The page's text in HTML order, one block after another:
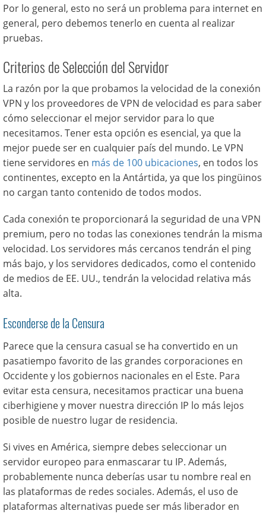
Por lo general, esto no será un problema para internet en
general, pero debemos tenerlo en cuenta al realizar
pruebas.
Criterios de Selección del Servidor
La razón por la que probamos la velocidad de la conexión
VPN y los proveedores de VPN de velocidad es para saber
cómo seleccionar el mejor servidor para lo que
necesitamos. Tener esta opción es esencial, ya que la
mejor puede ser en cualquier país del mundo. Le VPN
tiene servidores en más de 100 ubicaciones, en todos los
continentes, excepto en la Antártida, ya que los pingüinos
no cargan tanto contenido de todos modos.
Cada conexión te proporcionará la seguridad de una VPN
premium, pero no todas las conexiones tendrán la misma
velocidad. Los servidores más cercanos tendrán el ping
más bajo, y los servidores dedicados, como el contenido
de medios de EE. UU., tendrán la velocidad relativa más
alta.
Esconderse de la Censura
Parece que la censura casual se ha convertido en un
pasatiempo favorito de las grandes corporaciones en
Occidente y los gobiernos nacionales en el Este. Para
evitar esta censura, necesitamos practicar una buena
ciberhigiene y mover nuestra dirección IP lo más lejos
posible de nuestro lugar de residencia.
Si vives en América, siempre debes seleccionar un
servidor europeo para enmascarar tu IP. Además,
probablemente nunca deberías usar tu nombre real en
las plataformas de redes sociales. Además, el uso de
plataformas alternativas puede ser más liberador en